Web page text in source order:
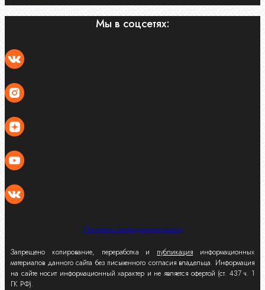
Мы в соцсетях:
Политика конфиденциальности
Запрещено копирование, переработка и публикация информационных
материалов данного сайта без письменного согласия владельца. Информация
на сайте носит информационный характер и не является офертой (ст. 437 ч. 1
ГК РФ).